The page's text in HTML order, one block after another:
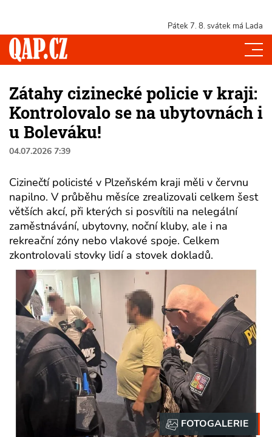
Pátek 7. 8. svátek má Lada
Zátahy cizinecké policie v kraji:
Kontrolovalo se na ubytovnách i
u Boleváku!
04.07.2026 7:39
Cizinečtí policisté v Plzeňském kraji měli v červnu
napilno. V průběhu měsíce zrealizovali celkem šest
větších akcí, při kterých si posvítili na nelegální
zaměstnávání, ubytovny, noční kluby, ale i na
rekreační zóny nebo vlakové spoje. Celkem
zkontrolovali stovky lidí a stovek dokladů.